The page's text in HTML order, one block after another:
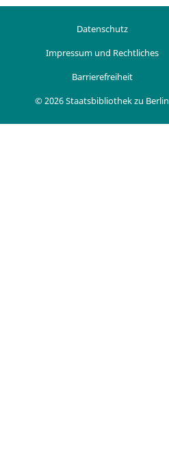
Datenschutz
Impressum und Rechtliches
Barrierefreiheit
© 2026 Staatsbibliothek zu Berlin